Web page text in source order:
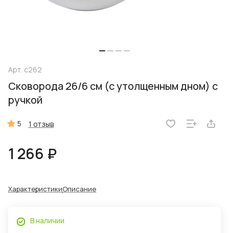
Арт. с262
Сковорода 26/6 см (с утолщенным дном) с
ручкой
5 1 отзыв
1 266 ₽
ХарактеристикиОписание
В наличии